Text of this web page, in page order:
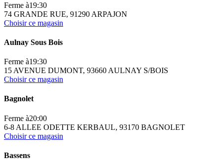
Ferme à19:30
74 GRANDE RUE, 91290 ARPAJON
Choisir ce magasin
Aulnay Sous Bois
Ferme à19:30
15 AVENUE DUMONT, 93660 AULNAY S/BOIS
Choisir ce magasin
Bagnolet
Ferme à20:00
6-8 ALLEE ODETTE KERBAUL, 93170 BAGNOLET
Choisir ce magasin
Bassens